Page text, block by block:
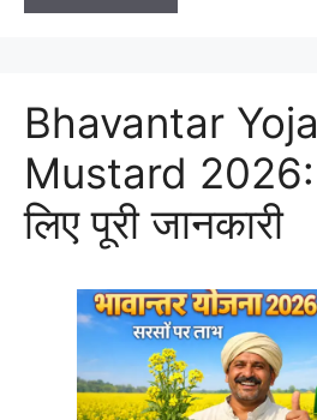
Bhavantar
Mustard 2026:
लिए पूरी जानकारी